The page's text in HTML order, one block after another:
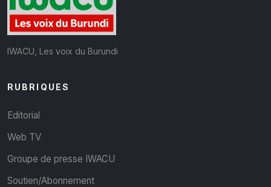
IWACU, Les voix du Burundi
RUBRIQUES
Editorial
Web TV
Groupe de presse IWACU
Soutien/Abonnement